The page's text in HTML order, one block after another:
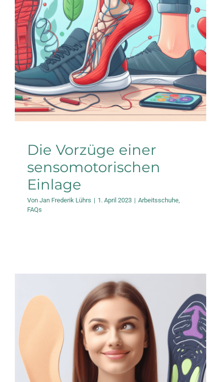
Die Vorzüge einer
sensomotorischen
Einlage
Arbeitsschuhe FAQs
Die Vorzüge einer
sensomotorischen
Einlage
Von Jan Frederik Lührs | 1. April 2023 | Arbeitsschuhe
FAQs
Wann sind welche
Einlagen sinnvoll?